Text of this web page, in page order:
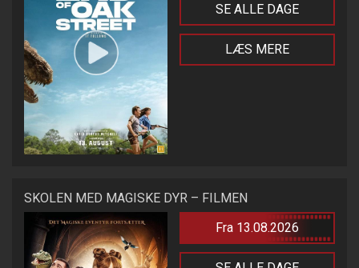
SE ALLE DAGE
LÆS MERE
SKOLEN MED MAGISKE DYR – FILMEN
Fra 13.08.2026